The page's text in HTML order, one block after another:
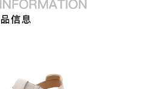
防水台高度：无
风格：休闲